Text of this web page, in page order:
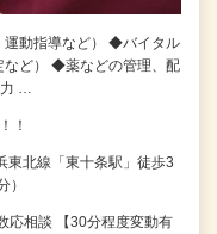
動指導など） ◆バイタル
など） ◆薬などの管理、配
…
！
東北線「東十条駅」徒歩3
）
相談 【30分程度変動有